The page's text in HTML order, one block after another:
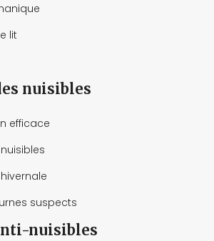
lit
nuisibles
efficace
suspects
nuisibles